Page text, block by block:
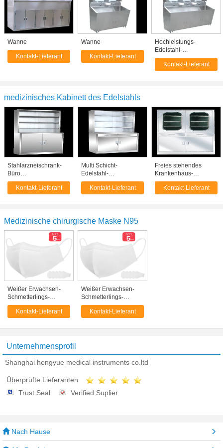
Wanne
Kontakt-Lieferant
Wanne
Kontakt-Lieferant
Hochleistungs-
Edelstahl-
Krankenhaus-Wannen
mit drei Stations-
Kontakt-Lieferant
medizinisches Kabinett des Edelstahls
Stahlarzneischrank-
Büro
Furniture900x250/400x1750mm
Antirost Sainless
Kontakt-Lieferant
Multi Schicht-
Edelstahl-
medizinisches
Kabinett,
Kontakt-Lieferant
Freies stehendes
Krankenhaus-
Arzneischrank-
Krankenhaus-
Kontakt-Lieferant
Medizinische chirurgische Maske N95
Weißer Erwachsen-
Schmetterlings-
knochenlose
chirurgische
Farbmedizinischer
Masken-99,07%
Kontakt-Lieferant
Weißer Erwachsen-
Schmetterlings-
knochenlose
chirurgische
Farbmedizinischer
Kontakt-Lieferant
Unternehmensprofil
Shanghai hengyue medical instruments co.ltd
Überprüfte Lieferanten
Trust Seal
Verified Suplier
Nach Hause